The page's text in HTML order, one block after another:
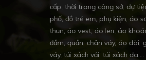
cấp, thời trang công sở, dự
phố, đồ trẻ em, phụ kiện, áo
thun, áo vest, áo len, áo
đầm, quần, chân váy, áo dài,
váy, túi xách vải, túi xách da....